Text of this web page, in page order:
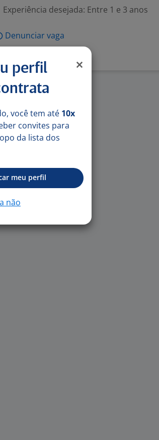
Experiência desejada: Entre 1 e 3 anos
Denunciar vaga
perfil
você tem até 10x
convites para
da lista dos
meu perfil
não